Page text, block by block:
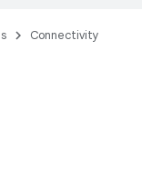
Connectivity